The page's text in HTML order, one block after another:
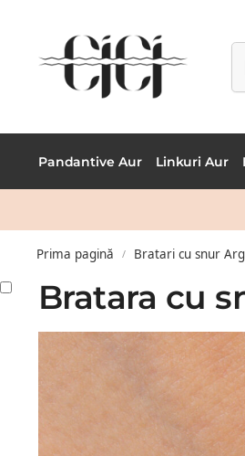
Pandantive Aur Linkuri Aur
Prima pagină / Bratari cu snur
Bratara cu